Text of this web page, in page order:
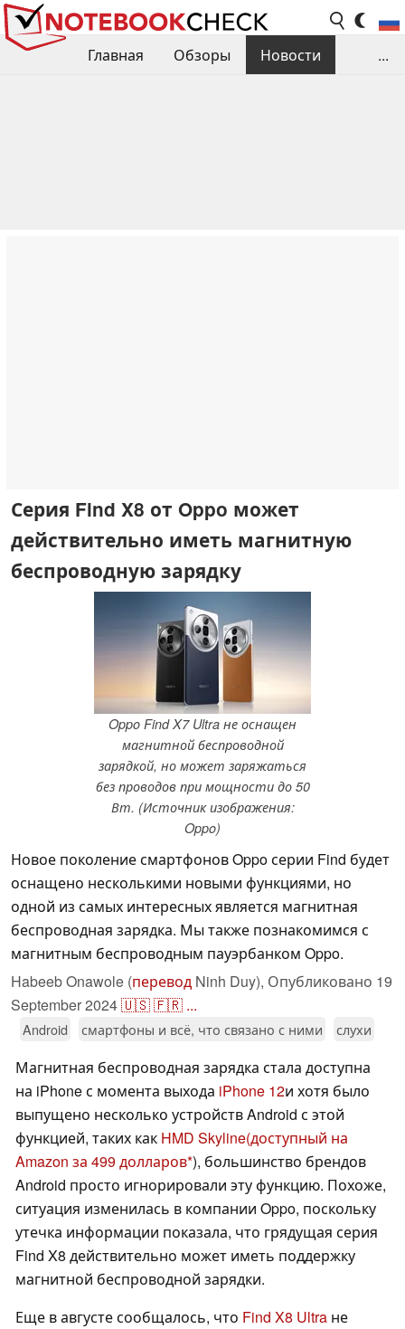
Главная Обзоры
Новости
...
Серия Find X8 от Oppo может
действительно иметь магнитную
беспроводную зарядку
Oppo Find X7 Ultra не оснащен
магнитной беспроводной
зарядкой, но может заряжаться
без проводов при мощности до 50
Вт. (Источник изображения:
Oppo)
Новое поколение смартфонов Oppo серии Find будет
оснащено несколькими новыми функциями, но
одной из самых интересных является магнитная
беспроводная зарядка. Мы также познакомимся с
магнитным беспроводным пауэрбанком Oppo.
Habeeb Onawole (перевод Ninh Duy), Опубликовано 19
September 2024🇺🇸🇫🇷 ...
Android смартфоны и всё, что связано с ними слухи
Магнитная беспроводная зарядка стала доступна
на iPhone с момента выхода iPhone 12и хотя было
выпущено несколько устройств Android с этой
функцией, таких как HMD Skyline(доступный на
Amazon за 499 долларов ), большинство брендов
Android просто игнорировали эту функцию. Похоже,
ситуация изменилась в компании Oppo, поскольку
утечка информации показала, что грядущая серия
Find X8 действительно может иметь поддержку
магнитной беспроводной зарядки.
Еще в августе сообщалось, что Find X8 Ultra не